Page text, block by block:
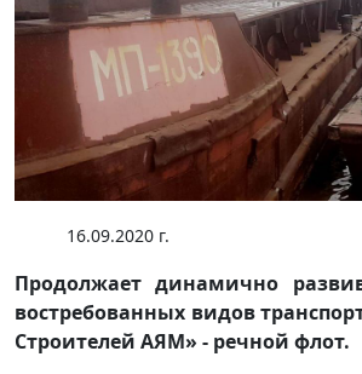
16.09.2020 г.
Продолжает динамично
востребованных видов
Строителей АЯМ» - речной флот.